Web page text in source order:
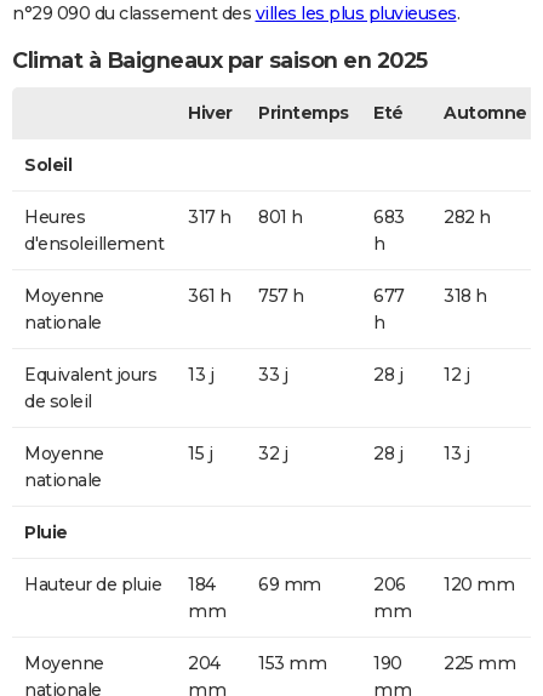
n°29 090 du classement des villes les plus pluvieuses.
Climat à Baigneaux par saison en 2025
Hiver Printemps Eté Automne
Soleil
Heures
d'ensoleillement
317 h 801 h
683
h
282 h
Moyenne
nationale
361 h 757 h
677
h
318 h
Equivalent jours
de soleil
13 j 33 j 28 j 12 j
Moyenne
nationale
15 j 32 j 28 j 13 j
Pluie
Hauteur de pluie
184
mm
69 mm
206
mm
120 mm
Moyenne
nationale
204
mm
153 mm
190
mm
225 mm